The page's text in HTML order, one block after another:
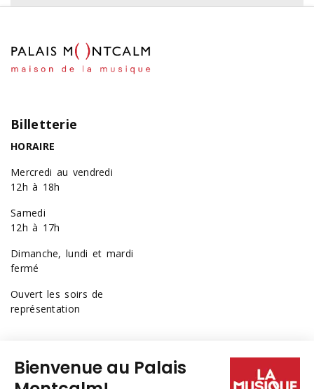
Billetterie
HORAIRE
Mercredi au vendredi
12h à 18h
Samedi
12h à 17h
Dimanche, lundi et mardi
fermé
Ouvert les soirs de
représentation
1 877 641-6040